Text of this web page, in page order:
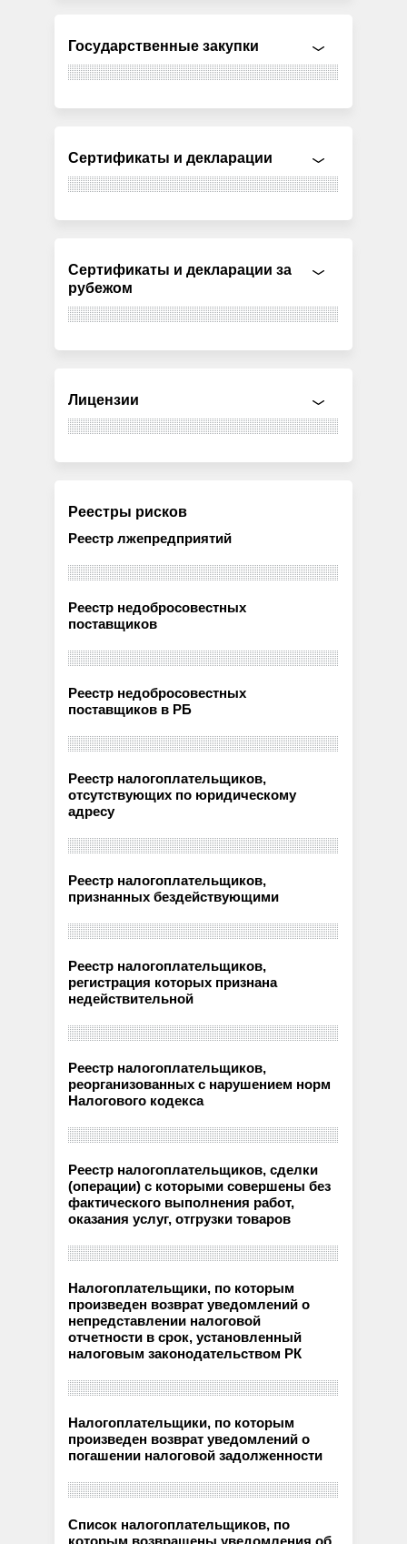
Государственные закупки
Сертификаты и декларации
Сертификаты и декларации за
рубежом
Лицензии
Реестры рисков
Реестр лжепредприятий
Реестр недобросовестных
поставщиков
Реестр недобросовестных
поставщиков в РБ
Реестр налогоплательщиков,
отсутствующих по юридическому
адресу
Реестр налогоплательщиков,
признанных бездействующими
Реестр налогоплательщиков,
регистрация которых признана
недействительной
Реестр налогоплательщиков,
реорганизованных с нарушением норм
Налогового кодекса
Реестр налогоплательщиков, сделки
(операции) с которыми совершены без
фактического выполнения работ,
оказания услуг, отгрузки товаров
Налогоплательщики, по которым
произведен возврат уведомлений о
непредставлении налоговой
отчетности в срок, установленный
налоговым законодательством РК
Налогоплательщики, по которым
произведен возврат уведомлений о
погашении налоговой задолженности
Список налогоплательщиков, по
которым возвращены уведомления об